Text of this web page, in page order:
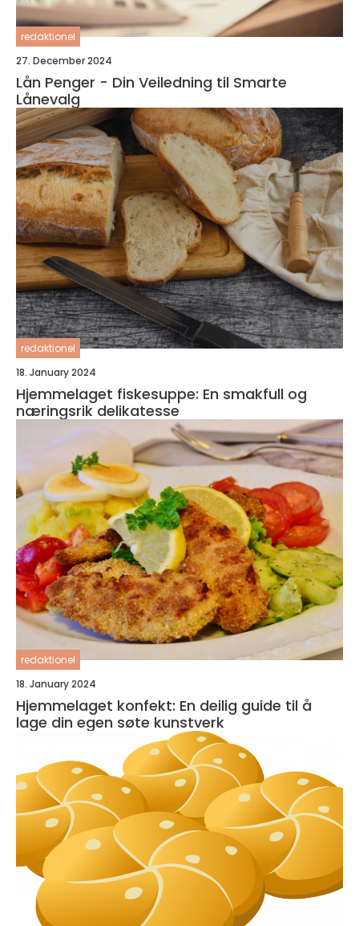
redaktionel
27. December 2024
Lån Penger - Din Veiledning til Smarte
Lånevalg
redaktionel
18. January 2024
Hjemmelaget fiskesuppe: En smakfull og
næringsrik delikatesse
redaktionel
18. January 2024
Hjemmelaget konfekt: En deilig guide til å
lage din egen søte kunstverk